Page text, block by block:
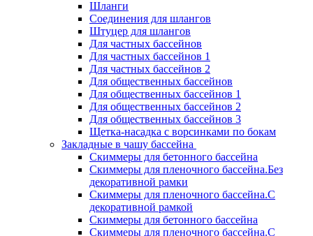
Шланги
Соединения для шлангов
Штуцер для шлангов
Для частных бассейнов
Для частных бассейнов 1
Для частных бассейнов 2
Для общественных бассейнов
Для общественных бассейнов 1
Для общественных бассейнов 2
Для общественных бассейнов 3
Щетка-насадка с ворсинками по бокам
Закладные в чашу бассейна
Скиммеры для бетонного бассейна
Скиммеры для пленочного бассейна.Без
декоративной рамки
Скиммеры для пленочного бассейна.С
декоративной рамкой
Скиммеры для бетонного бассейна
Скиммеры для пленочного бассейна.С